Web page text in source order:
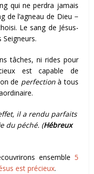
qui ne perdra jamais
de l’agneau de Dieu −
Le sang de Jésus-
tâches, ni rides pour
est capable de
de perfectionà tous
il a rendu parfaits
du péché. (Hébreux
ensemble 5
est précieux.